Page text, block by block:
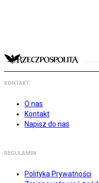
KONTAKT
O nas
Kontakt
Napisz do nas
REGULAMIN
Polityka Prywatności